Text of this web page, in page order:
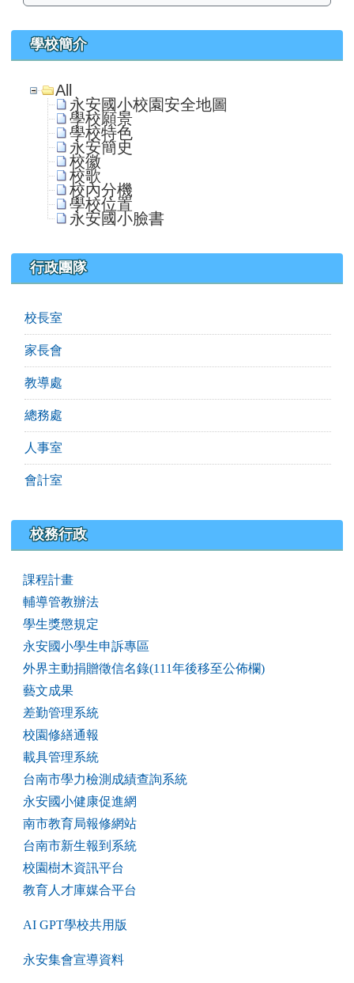
學校簡介
All
永安國小校園安全地圖
學校願景
學校特色
永安簡史
校徽
校歌
校內分機
學校位置
永安國小臉書
行政團隊
校長室
家長會
教導處
總務處
人事室
會計室
校務行政
課程計畫
輔導管教辦法
學生獎懲規定
永安國小學生申訴專區
外界主動捐贈徵信名錄(111年後移至公佈欄)
藝文成果
差勤管理系統
校園修繕通報
載具管理系統
台南市學力檢測成績查詢系統
永安國小健康促進網
南市教育局報修網站
台南市新生報到系統
校園樹木資訊平台
教育人才庫媒合平台
AI GPT學校共用版
永安集會宣導資料